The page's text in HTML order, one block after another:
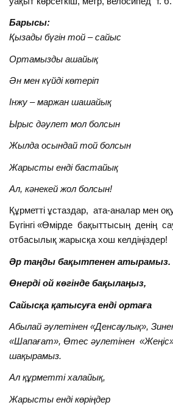
Барысы:
Қызады бүгін той – сайыс
Ортамызды ашайық
Ән мен күйді көтеріп
Інжу – маржан шашайық
Ырыс дәулет мол болсын
Жылда осындай той болсын
Жарысты енді бастайық
Ал, кәнекей жол болсын!
Құрметті ұстаздар, ата-аналар мен
Бүгінгі «Өмірде бақыттысың денің
отбасылық жарысқа хош келдіңіздер!
Әр таңды бақытпенен атырамыз.
Өнерді ой көгінде бақылаңыз,
Сайысқа қатысуға енді ортаға
Абылай әулетінен «Денсаулық»,
«Шапағат», Өтес әулетінен
шақырамыз.
Ал құрметті халайық,
Жарысты енді көріңдер